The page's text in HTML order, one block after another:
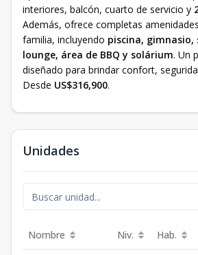
interiores, balcón, cuarto de servicio y
Además, ofrece completas
familia, incluyendo piscina,
lounge, área de BBQ y solárium. Un
diseñado para brindar confort,
Desde US$316,900.
Unidades
Nombre Niv. Hab.